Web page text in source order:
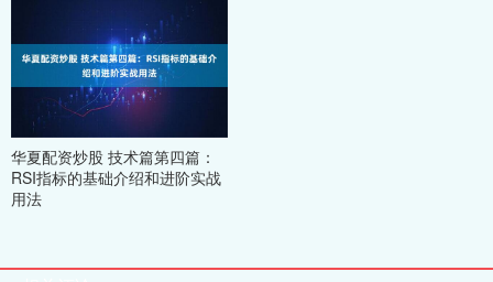
华夏配资炒股 技术篇第四篇：
RSI指标的基础介绍和进阶实战
用法